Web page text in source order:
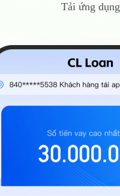
Tải ứng dụng